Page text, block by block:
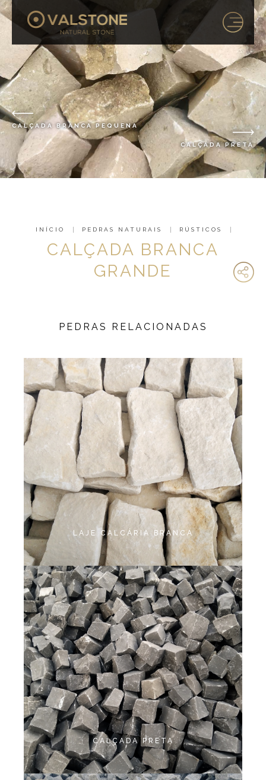
CALÇADA BRANCA PEQUENA
CALÇADA PRETA
INÍCIO PEDRAS NATURAIS RÚSTICOS
CALÇADA BRANCA
GRANDE
PEDRAS RELACIONADAS
LAJE CALCÁRIA BRANCA
CALÇADA PRETA